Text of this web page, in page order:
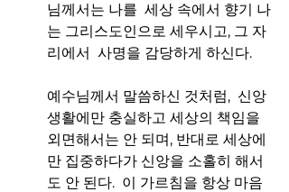
님께서는 나를  세상 속에서 향기 나
는 그리스도인으로 세우시고, 그 자
리에서  사명을 감당하게 하신다.
예수님께서 말씀하신 것처럼,  신앙
생활에만 충실하고 세상의 책임을
외면해서는 안 되며, 반대로 세상에
만 집중하다가 신앙을 소홀히 해서
도 안 된다.  이 가르침을 항상 마음